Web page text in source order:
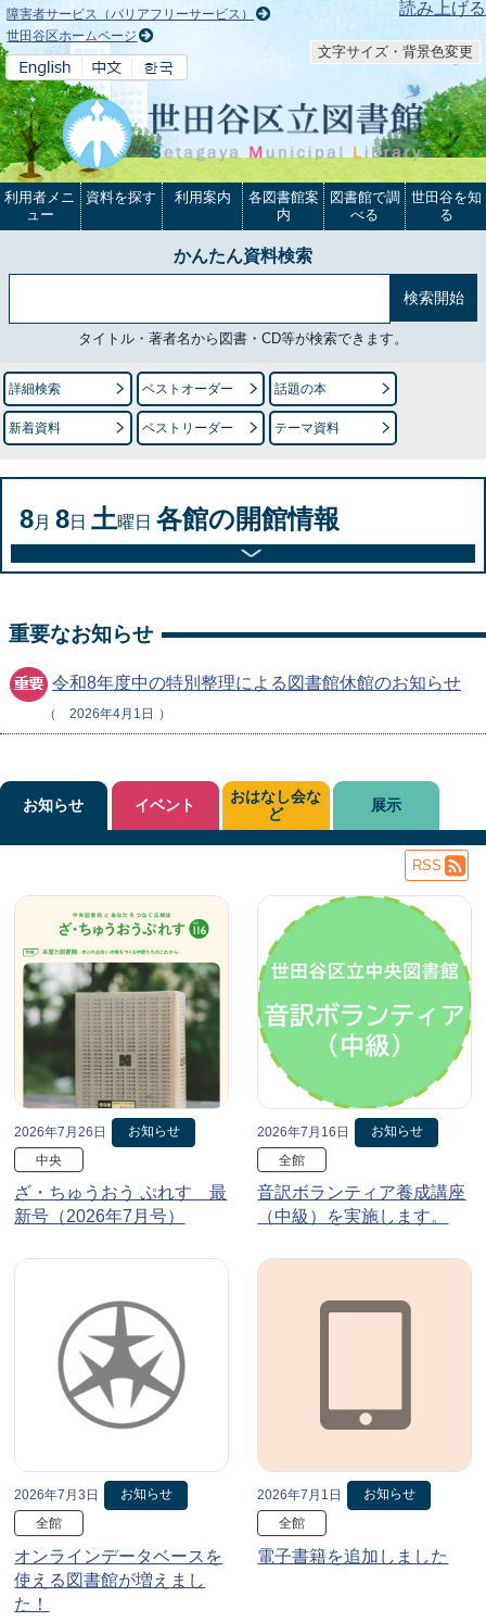
本文へ 読み上げる
障害者サービス（バリアフリーサービス）
世田谷区ホームページ
文字サイズ・背景色変更
利用者メニ
ュー
資料を探す 利用案内
各図書館案
内
図書館で調
べる
世田谷を知
る
かんたん資料検索
タイトル・著者名から図書・CD等が検索できます。
詳細検索 ベストオーダー 話題の本
新着資料 ベストリーダー テーマ資料
8月 8日 土曜日 各館の開館情報
重要なお知らせ
令和8年度中の特別整理による図書館休館のお知らせ
2026年4月1日
お知らせ
2026年7月26日
お知らせ
中央
ざ・ちゅうおう ぷれす 最
新号（2026年7月号）
2026年7月16日
お知らせ
全館
音訳ボランティア養成講座
（中級）を実施します。
2026年7月3日
お知らせ
全館
オンラインデータベースを
使える図書館が増えまし
た！
2026年7月1日
お知らせ
全館
電子書籍を追加しました
イベント
おはなし会な
ど
展示
RSS